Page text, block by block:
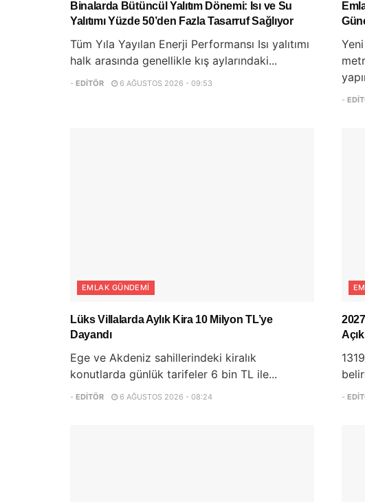
Binalarda Bütüncül Yalıtım Dönemi: Isı ve Su
Yalıtımı Yüzde 50’den Fazla Tasarruf Sağlıyor
Tüm Yıla Yayılan Enerji Performansı Isı yalıtımı
halk arasında genellikle kış aylarındaki...
- EDITÖR 6 AĞUSTOS 2026 - 09:53
-
EMLAK GÜNDEMI
Lüks Villalarda Aylık Kira 10 Milyon TL’ye
Dayandı
Ege ve Akdeniz sahillerindeki kiralık
konutlarda günlük tarifeler 6 bin TL ile...
- EDITÖR 6 AĞUSTOS 2026 - 08:24 -